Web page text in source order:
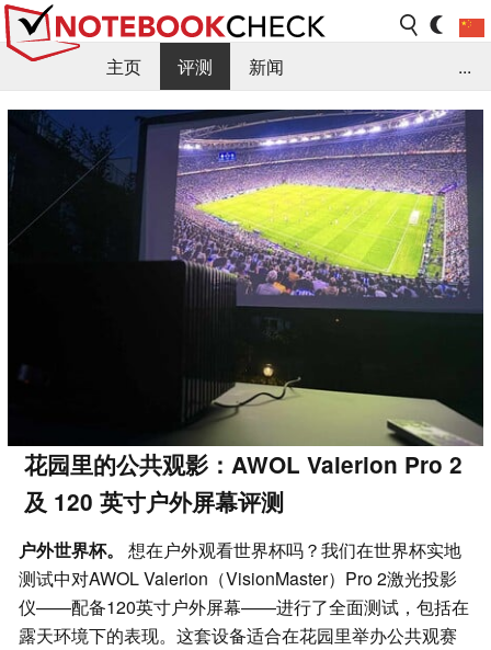
主页 评测
新闻
FAQ / 小提示/ 技术参数
资料库
...
花园里的公共观影：AWOL Valerion Pro 2
及 120 英寸户外屏幕评测
户外世界杯。
想在户外观看世界杯吗？我们在世界杯实地
测试中对AWOL Valerion（VisionMaster）Pro 2激光投影
仪——配备120英寸户外屏幕——进行了全面测试，包括在
露天环境下的表现。这套设备适合在花园里举办公共观赛